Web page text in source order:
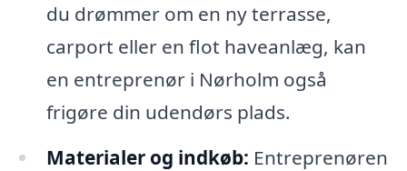
du drømmer om en ny terrasse,
carport eller en flot haveanlæg, kan
en entreprenør i Nørholm også
frigøre din udendørs plads.
Materialer og indkøb: Entreprenøren